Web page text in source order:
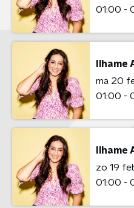
01:00 -
Ilhame
ma 20
01:00 -
Ilhame
zo 19
01:00 -